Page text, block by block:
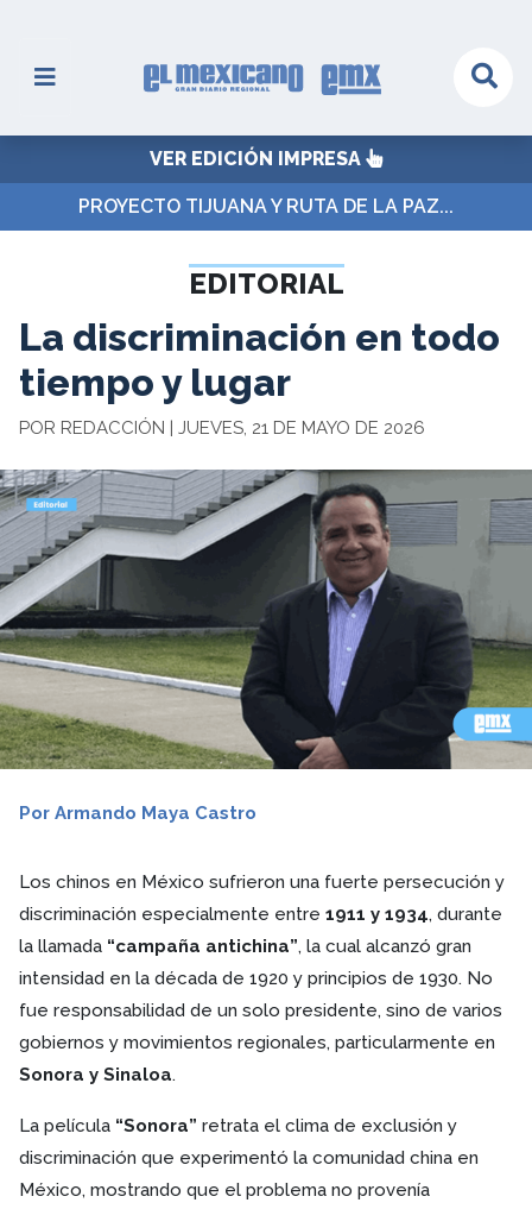
VER EDICIÓN IMPRESA
PROYECTO TIJUANA Y RUTA DE LA PAZ...
EDITORIAL
La discriminación en todo
tiempo y lugar
POR REDACCIÓN | JUEVES, 21 DE MAYO DE 2026
Por Armando Maya Castro
Los chinos en México sufrieron una fuerte persecución y
discriminación especialmente entre 1911 y 1934, durante
la llamada “campaña antichina”, la cual alcanzó gran
intensidad en la década de 1920 y principios de 1930. No
fue responsabilidad de un solo presidente, sino de varios
gobiernos y movimientos regionales, particularmente en
Sonora y Sinaloa.
La película “Sonora” retrata el clima de exclusión y
discriminación que experimentó la comunidad china en
México, mostrando que el problema no provenía